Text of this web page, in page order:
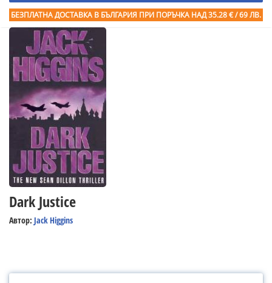
БЕЗПЛАТНА ДОСТАВКА В БЪЛГАРИЯ ПРИ ПОРЪЧКА НАД 35.28 € / 69 ЛВ.
Dark Justice
Автор: Jack Higgins